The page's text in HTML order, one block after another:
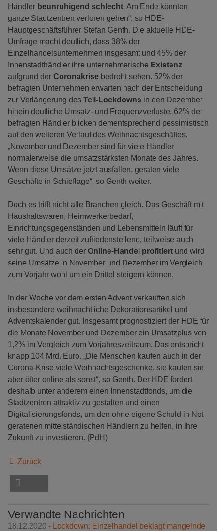
Händler beunruhigend schlecht. Am Ende könnten
ganze Stadtzentren verloren gehen“, so HDE-
Hauptgeschäftsführer Stefan Genth. Die aktuelle HDE-
Umfrage macht deutlich, dass 38% der
Einzelhandelsunternehmen insgesamt und 45% der
Innenstadthändler ihre unternehmerische Existenz
aufgrund der Coronakrise bedroht sehen. 52% der
befragten Unternehmen erwarten nach der Entscheidung
zur Verlängerung des Teil-Lockdowns in den Dezember
hinein deutliche Umsatz- und Frequenzverluste. 62% der
befragten Händler blicken dementsprechend pessimistisch
auf den weiteren Verlauf des Weihnachtsgeschäftes.
„November und Dezember sind für viele Händler
normalerweise die umsatzstärksten Monate des Jahres.
Wenn diese Umsätze jetzt ausfallen, geraten viele
Geschäfte in Schieflage“, so Genth weiter.
Doch es trifft nicht alle Branchen gleich. Das Geschäft mit
Haushaltswaren, Heimwerkerbedarf,
Einrichtungsgegenständen und Lebensmitteln läuft für
viele Händler derzeit zufriedenstellend, teilweise auch
sehr gut. Und auch der Online-Handel profitiert und wird
seine Umsätze in November und Dezember im Vergleich
zum Vorjahr wohl um ein Drittel steigern können.
In der Woche vor dem ersten Advent verkauften sich
insbesondere weihnachtliche Dekorationsartikel und
Adventskalender gut. Insgesamt prognostiziert der HDE für
die Monate November und Dezember ein Umsatzplus von
1,2% im Vergleich zum Vorjahreszeitraum. Das entspricht
knapp 104 Mrd. Euro. „Die Menschen kaufen auch in der
Corona-Krise viele Weihnachtsgeschenke, sie kaufen sie
aber öfter online als sonst“, so Genth. Der HDE fordert
deshalb unter anderem einen Innenstadtfonds, um die
Stadtzentren attraktiv zu gestalten und einen
Digitalisierungsfonds, um den ohne eigene Schuld in Not
geratenen mittelständischen Händlern zu helfen, in ihre
Zukunft zu investieren. (PdH)
Zurück
Verwandte Nachrichten
18.12.2020 - Lockdown: Einzelhandel beklagt mangelnde